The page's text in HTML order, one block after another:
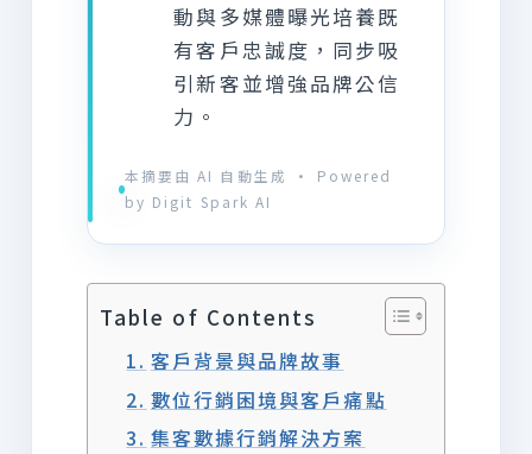
動與多媒體曝光培養既
有客戶忠誠度，同步吸
引新客並增強品牌公信
力。
本摘要由 AI 自動生成 · Powered
by Digit Spark AI
Table of Contents
客戶背景與品牌故事
數位行銷困境與客戶痛點
集客數據行銷解決方案